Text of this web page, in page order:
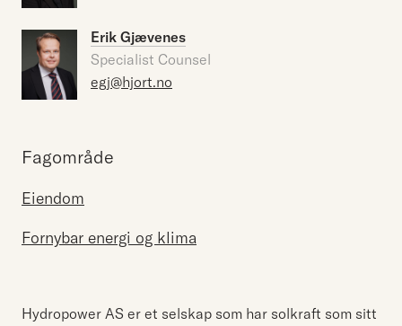
Erik Gjævenes
Specialist Counsel
egj@hjort.no
Fagområde
Eiendom
Fornybar energi og klima
Hydropower AS er et selskap som har solkraft som sitt